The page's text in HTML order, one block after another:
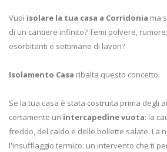
Vuoi isolare la tua casa a Corridonia ma
di un cantiere infinito? Temi polvere,
esorbitanti e settimane di lavori?
Isolamento Casa ribalta questo concetto.
Se la tua casa è stata costruita prima degli
certamente un'intercapedine vuota: la
freddo, del caldo e delle bollette salate. La
l'insufflaggio termico: un intervento che ti